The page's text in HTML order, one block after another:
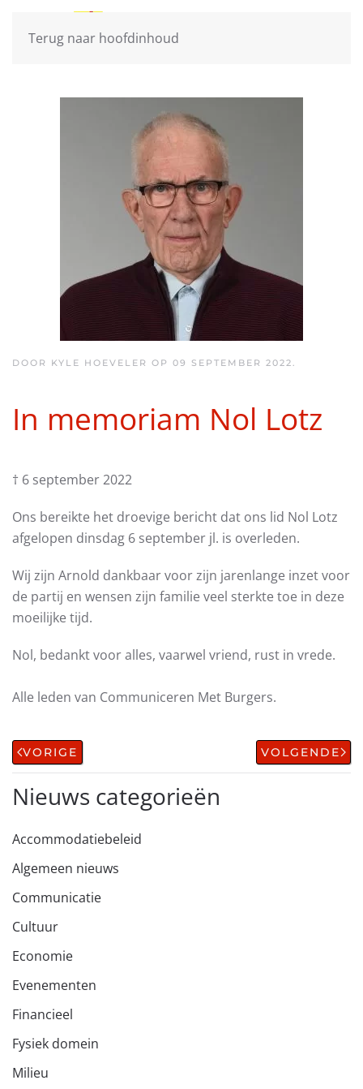
Terug naar hoofdinhoud
DOOR KYLE HOEVELER OP 09 SEPTEMBER 2022.
In memoriam Nol Lotz
† 6 september 2022
Ons bereikte het droevige bericht dat ons lid Nol Lotz
afgelopen dinsdag 6 september jl. is overleden.
Wij zijn Arnold dankbaar voor zijn jarenlange inzet voor
de partij en wensen zijn familie veel sterkte toe in deze
moeilijke tijd.
Nol, bedankt voor alles, vaarwel vriend, rust in vrede.
Alle leden van Communiceren Met Burgers.
VORIGE VOLGENDE
Nieuws categorieën
Accommodatiebeleid
Algemeen nieuws
Communicatie
Cultuur
Economie
Evenementen
Financieel
Fysiek domein
Milieu